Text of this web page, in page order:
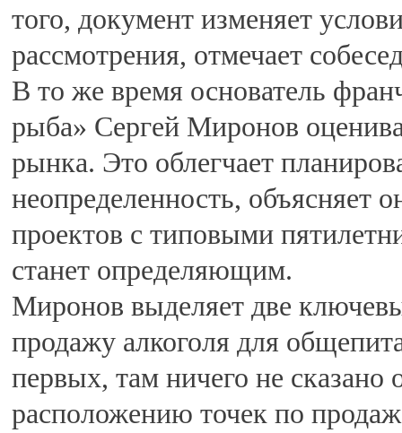
того, документ изменяет
рассмотрения, отмечает
В то же время основатель
рыба» Сергей Миронов
рынка. Это облегчает
неопределенность, объясняет
проектов с типовыми
станет определяющим.
Миронов выделяет две
продажу алкоголя для
первых, там ничего не
расположению точек по